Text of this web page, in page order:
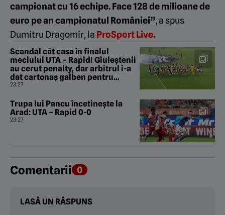
campionat cu 16 echipe. Face 128 de milioane de
euro pe an campionatul României”, a spus
Dumitru Dragomir, la ProSport Live.
Scandal cât casa în finalul
meciului UTA – Rapid! Giuleștenii
au cerut penalty, dar arbitrul i-a
dat cartonaș galben pentru
simulare lui Stojilkovic!
23:27
Trupa lui Pancu încetinește la
Arad: UTA – Rapid 0-0
23:27
Comentarii 0
LASĂ UN RĂSPUNS